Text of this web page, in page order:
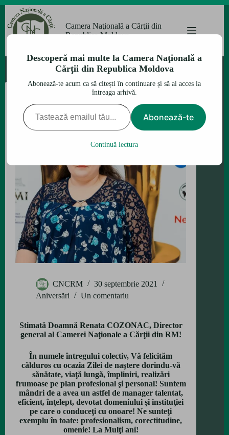
conținut
Camera Naţională a Cărţii din
Republica Moldova
CNCRM
30 septembrie 2021
Aniversări
Un comentariu
Stimată Doamnă Renata COZONAC, Director
general al Camerei Naţionale a Cărţii din RM!
În numele întregului colectiv, Vă felicităm
călduros cu ocazia Zilei de naştere dorindu-vă
sănătate, viaţă lungă, împliniri, realizări
frumoase pe plan profesional şi personal! Suntem
mândri de a avea un astfel de manager talentat,
eficient, înţelept, devotat domeniului şi instituţiei
pe care o conduceţi cu onoare! Ne sunteţi
exemplu în toate: profesionalism, corectitudine,
omenie! La Mulţi ani!
Descoperă mai multe la Camera Naţională a
Cărţii din Republica Moldova
Abonează-te acum ca să citești în continuare și să ai acces la
întreaga arhivă.
Tastează emailul tău...
Abonează-te
Continuă lectura